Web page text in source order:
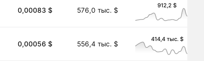
0,00083 $ 576,0 тыс. $
912,2 $
0,00056 $ 556,4 тыс. $
414,4 тыс. $